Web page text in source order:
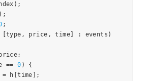
);
;
type , price , time] : events )
;
== 0 )
{
= h [time ];